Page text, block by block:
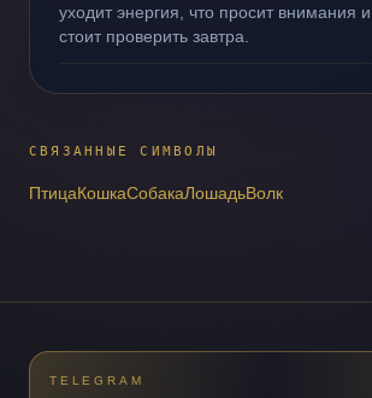
уходит энергия, что просит внимания и
стоит проверить завтра.
СВЯЗАННЫЕ СИМВОЛЫ
ПтицаКошкаСобакаЛошадьВолк
TELEGRAM